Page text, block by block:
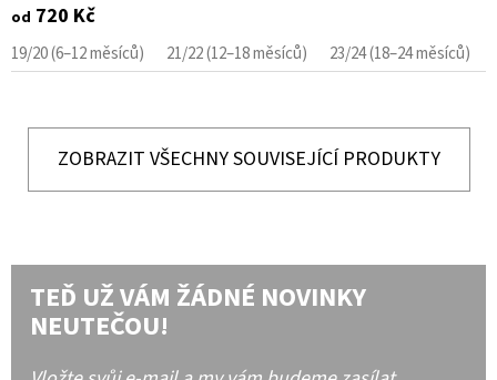
od 720 Kč
19/20 (6–12 měsíců) 21/22 (12–18 měsíců) 23/24 (18–24 měsíců)
ZOBRAZIT VŠECHNY SOUVISEJÍCÍ PRODUKTY
TEĎ UŽ VÁM ŽÁDNÉ NOVINKY
NEUTEČOU!